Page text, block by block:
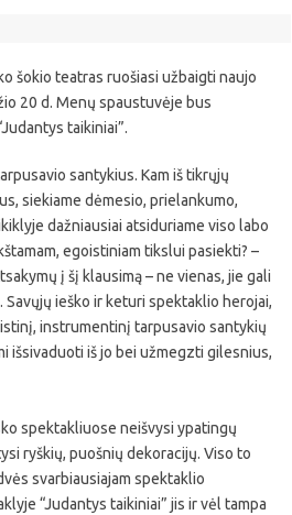
šokio teatras ruošiasi užbaigti naujo
20 d. Menų spaustuvėje bus
taikiniai”.
santykius. Kam iš tikrųjų
siekiame dėmesio, prielankumo,
dažniausiai atsiduriame viso labo
egoistiniam tikslui pasiekti? –
į šį klausimą – ne vienas, jie gali
ieško ir keturi spektaklio herojai,
instrumentinį tarpusavio santykių
išsivaduoti iš jo bei užmegzti gilesnius,
spektakliuose neišvysi ypatingų
ryškių, puošnių dekoracijų. Viso to
svarbiausiajam spektaklio
“Judantys taikiniai” jis ir vėl tampa